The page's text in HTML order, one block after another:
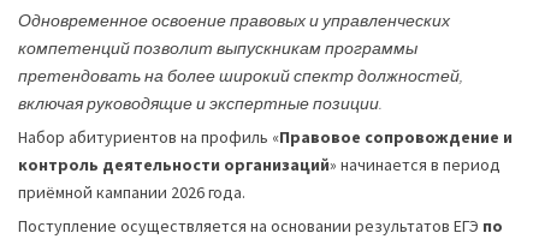
Одновременное освоение правовых и управленческих
компетенций позволит выпускникам программы
претендовать на более широкий спектр должностей,
включая руководящие и экспертные позиции.
Набор абитуриентов на профиль «Правовое сопровождение и
контроль деятельности организаций» начинается в период
приёмной кампании 2026 года.
Поступление осуществляется на основании результатов ЕГЭ по